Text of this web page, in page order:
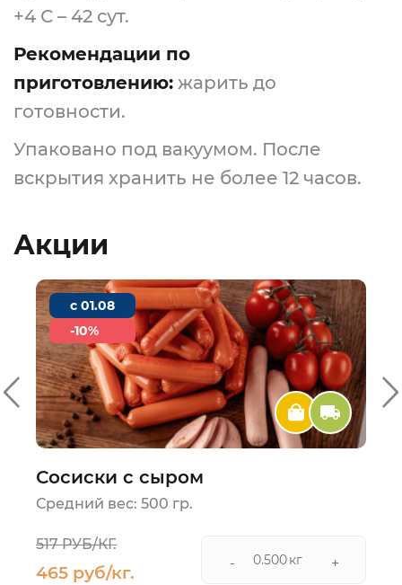
+4 С – 42 сут.
Рекомендации по
приготовлению: жарить до
готовности.
Упаковано под вакуумом. После
вскрытия хранить не более 12 часов.
Акции
c 01.08
-10%
Сосиски с сыром
Средний вес: 500 гр.
517 РУБ/КГ.
465 руб/кг. - кг +